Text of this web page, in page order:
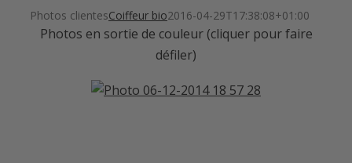
Photos clientesCoiffeur bio2016-04-29T17:38:08+01:00
Photos en sortie de couleur (cliquer pour faire
défiler)